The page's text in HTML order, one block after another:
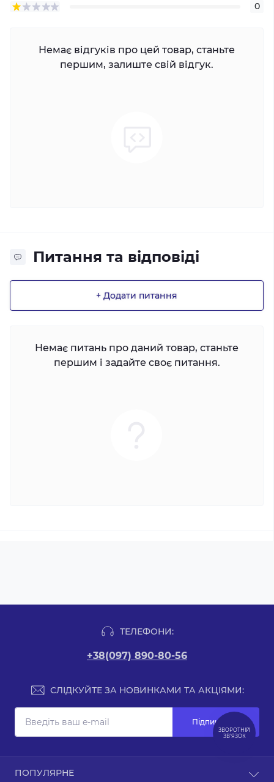
0
Немає відгуків про цей товар, станьте
першим, залиште свій відгук.
Питання та відповіді
+ Додати питання
Немає питань про даний товар, станьте
першим і задайте своє питання.
ТЕЛЕФОНИ:
+38(097) 890-80-56
СЛІДКУЙТЕ ЗА НОВИНКАМИ ТА АКЦІЯМИ:
Підпишіться
Карта сайту
ПОПУЛЯРНЕ
ЗВОРОТНІЙ
ЗВ’ЯЗОК